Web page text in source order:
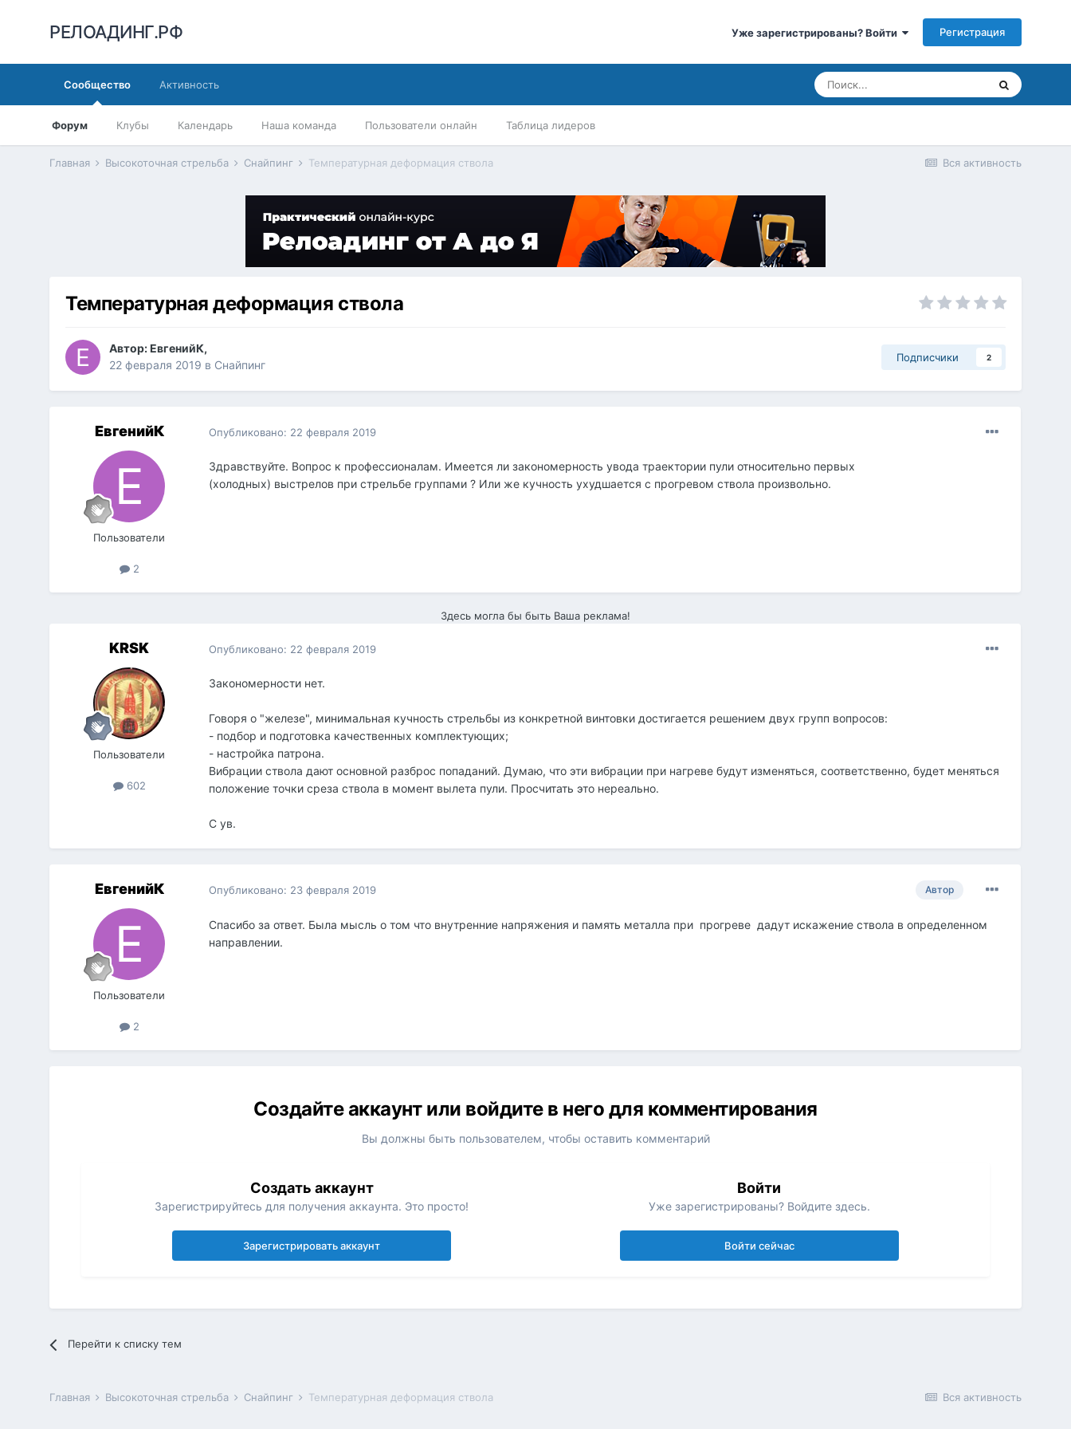
РЕЛОАДИНГ.РФ Уже зарегистрированы? Войти Регистрация
Сообщество
Форум Клубы Календарь Наша команда Пользователи онлайн Таблица лидеров
Активность
Вся активность
Главная Высокоточная стрельба Снайпинг Температурная деформация ствола
Температурная деформация ствола
Автор:ЕвгенийК,
22 февраля 2019 в Снайпинг
Подписчики 2
ЕвгенийК
Пользователи
2
Опубликовано: 22 февраля 2019
Здравствуйте. Вопрос к профессионалам. Имеется ли закономерность увода траектории пули относительно первых
(холодных) выстрелов при стрельбе группами ? Или же кучность ухудшается с прогревом ствола произвольно.
Здесь могла бы быть Ваша реклама!
KRSK
Пользователи
602
Опубликовано: 22 февраля 2019
Закономерности нет.
Говоря о "железе", минимальная кучность стрельбы из конкретной винтовки достигается решением двух групп вопросов:
- подбор и подготовка качественных комплектующих;
- настройка патрона.
Вибрации ствола дают основной разброс попаданий. Думаю, что эти вибрации при нагреве будут изменяться, соответственно, будет меняться
положение точки среза ствола в момент вылета пули. Просчитать это нереально.
С ув.
ЕвгенийК
Пользователи
2
Автор
Опубликовано: 23 февраля 2019
Спасибо за ответ. Была мысль о том что внутренние напряжения и память металла при прогреве дадут искажение ствола в определенном
направлении.
Создайте аккаунт или войдите в него для комментирования
Вы должны быть пользователем, чтобы оставить комментарий
Создать аккаунт
Зарегистрируйтесь для получения аккаунта. Это просто!
Зарегистрировать аккаунт
Войти
Уже зарегистрированы? Войдите здесь.
Войти сейчас
Перейти к списку тем
Вся активность
Главная Высокоточная стрельба Снайпинг Температурная деформация ствола